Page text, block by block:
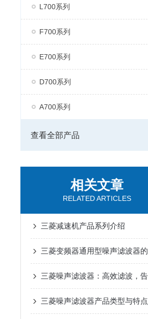
L700系列
F700系列
E700系列
D700系列
A700系列
查看全部产品
相关文章
RELATED ARTICLES
三菱减速机产品系列介绍
三菱噪声滤波器产品类型与特点